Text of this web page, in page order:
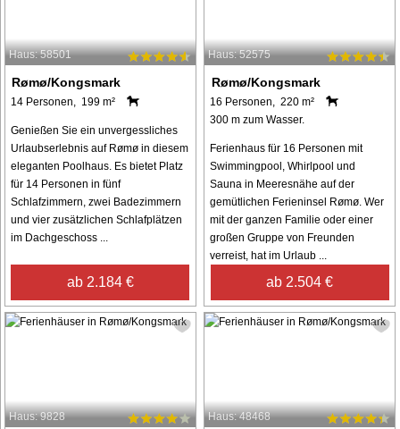
Haus: 58501
Rømø/Kongsmark
14 Personen, 199 m²
Genießen Sie ein unvergessliches
Urlaubserlebnis auf Rømø in diesem
eleganten Poolhaus. Es bietet Platz
für 14 Personen in fünf
Schlafzimmern, zwei Badezimmern
und vier zusätzlichen Schlafplätzen
im Dachgeschoss ...
ab 2.184 €
Haus: 52575
Rømø/Kongsmark
16 Personen, 220 m²
300 m zum Wasser.
Ferienhaus für 16 Personen mit
Swimmingpool, Whirlpool und
Sauna in Meeresnähe auf der
gemütlichen Ferieninsel Rømø. Wer
mit der ganzen Familie oder einer
großen Gruppe von Freunden
verreist, hat im Urlaub ...
ab 2.504 €
Haus: 9828 Haus: 48468